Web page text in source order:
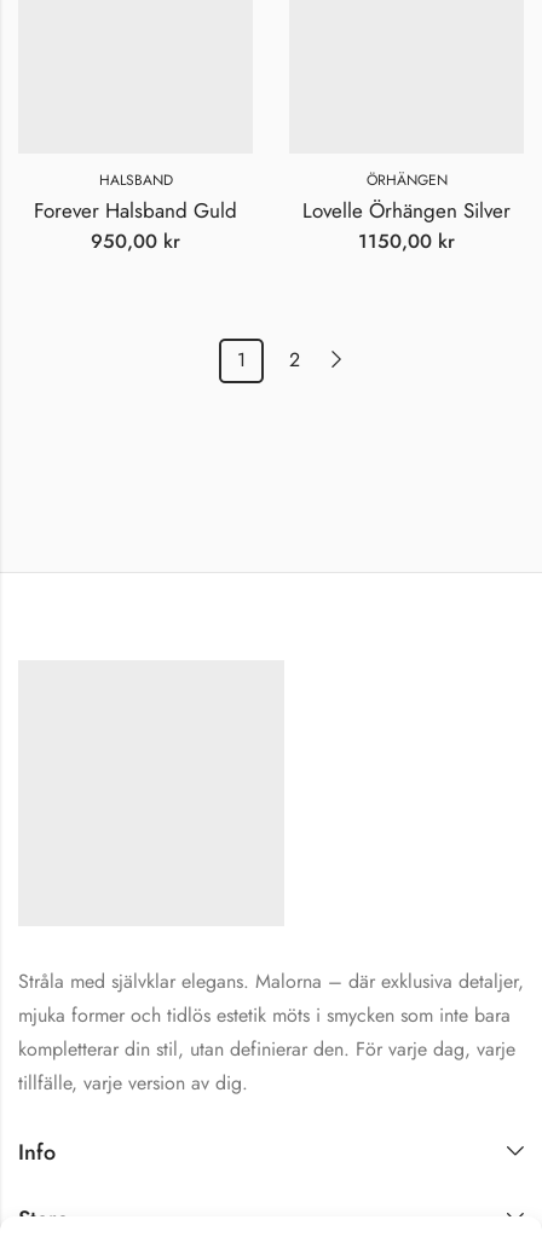
HALSBAND
Forever Halsband Guld
950,00 kr
ÖRHÄNGEN
Lovelle Örhängen Silver
1150,00 kr
1 2
Stråla med självklar elegans. Malorna – där exklusiva detaljer,
mjuka former och tidlös estetik möts i smycken som inte bara
kompletterar din stil, utan definierar den. För varje dag, varje
tillfälle, varje version av dig.
Info
Store